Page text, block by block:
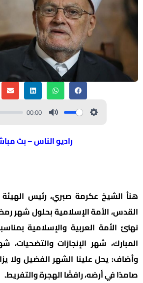
00:00
راديو الناس – بث
هنأ الشيخ عكرمة صبري، رئيس الهيئة
القدس، الأمة الإسلامية بحلول شهر
نهنئ الأمة العربية والإسلامية
المبارك، شهر الإنجازات والتضحيات،
وأضاف: يحل علينا الشهر الفضيل ولا
صامدًا في أرضه، رافضًا الهجرة والتفريط.